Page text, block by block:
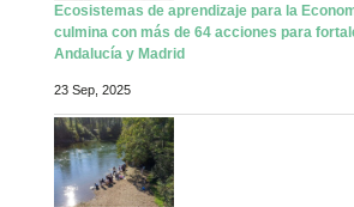
Ecosistemas de aprendizaje para la
culmina con más de 64 acciones para
Andalucía y Madrid
23 Sep, 2025